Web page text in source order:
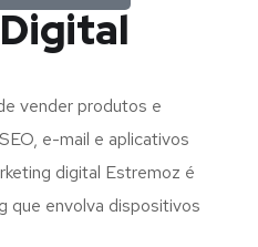
vender produtos e
e-mail e aplicativos
digital Estremoz é
que envolva dispositivos